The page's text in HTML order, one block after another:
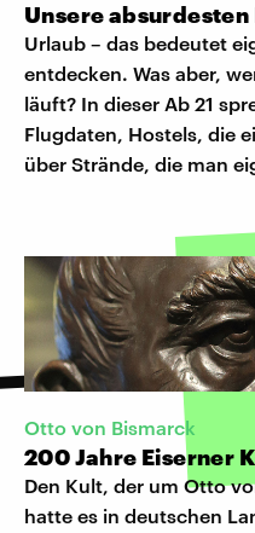
Unsere
Urlaub – das bedeutet
entdecken. Was aber,
läuft? In dieser Ab 21
Flugdaten, Hostels, die
über Strände, die man
Otto von Bismarck
200 Jahre Eiserner
Den Kult, der um Otto
hatte es in deutschen